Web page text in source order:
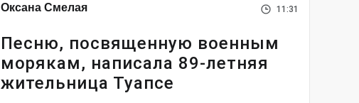
Оксана Смелая 11:31
Песню, посвященную военным
морякам, написала 89-летняя
жительница Туапсе